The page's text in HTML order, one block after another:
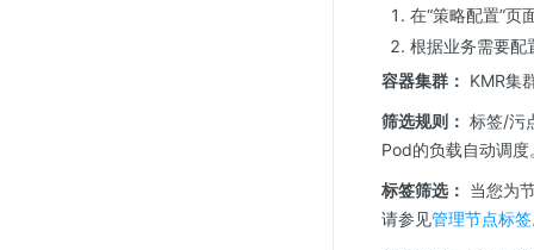
在“策略配置”页
根据业务需要配
容器集群： KMR集
筛选规则： 标签/污
Pod的负载自动调度
标签筛选： 当您为
请参见管理节点标签